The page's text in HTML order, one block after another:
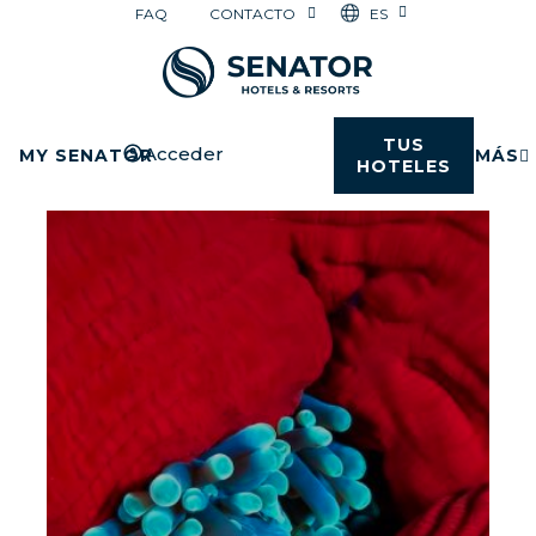
FAQ CONTACTO ES
MY SENATORAcceder
TUS
HOTELES
MÁS